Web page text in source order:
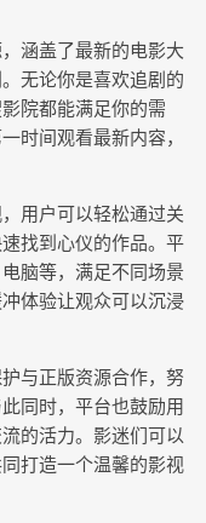
涵盖了最新的电影大
无论你是喜欢追剧的
院都能满足你的需
时间观看最新内容，
用户可以轻松通过关
找到心仪的作品。平
脑等，满足不同场景
体验让观众可以沉浸
与正版资源合作，努
同时，平台也鼓励用
的活力。影迷们可以
打造一个温馨的影视